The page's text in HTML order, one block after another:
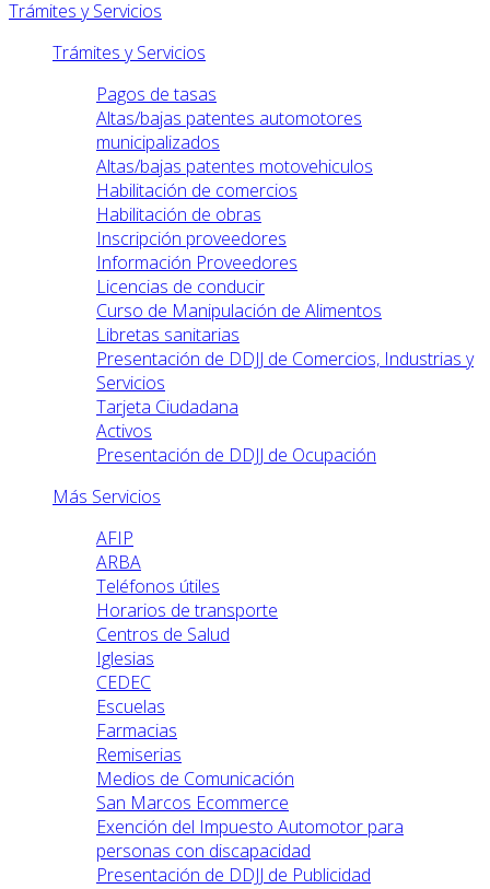
Trámites y Servicios
Trámites y Servicios
Pagos de tasas
Altas/bajas patentes automotores
municipalizados
Altas/bajas patentes motovehiculos
Habilitación de comercios
Habilitación de obras
Inscripción proveedores
Información Proveedores
Licencias de conducir
Curso de Manipulación de Alimentos
Libretas sanitarias
Presentación de DDJJ de Comercios, Industrias y
Servicios
Tarjeta Ciudadana
Activos
Presentación de DDJJ de Ocupación
Más Servicios
AFIP
ARBA
Teléfonos útiles
Horarios de transporte
Centros de Salud
Iglesias
CEDEC
Escuelas
Farmacias
Remiserias
Medios de Comunicación
San Marcos Ecommerce
Exención del Impuesto Automotor para
personas con discapacidad
Presentación de DDJJ de Publicidad